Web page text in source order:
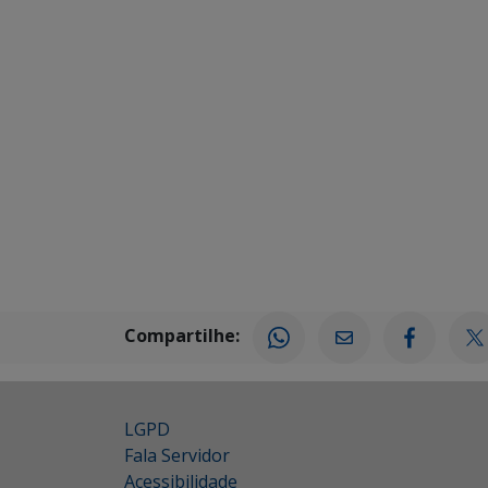
Compartilhe:
LGPD
Fala Servidor
Acessibilidade